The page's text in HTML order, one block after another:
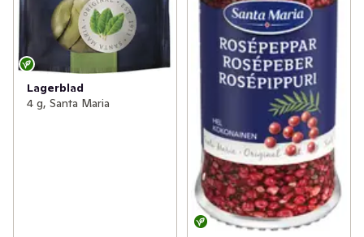
Lagerblad
4 g, Santa Maria